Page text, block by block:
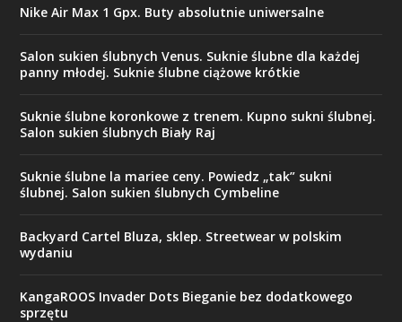
Nike Air Max 1 Gpx. Buty absolutnie uniwersalne
Salon sukien ślubnych Venus. Suknie ślubne dla każdej
panny młodej. Suknie ślubne ciążowe krótkie
Suknie ślubne koronkowe z trenem. Kupno sukni ślubnej.
Salon sukien ślubnych Biały Raj
Suknie ślubne la mariee ceny. Powiedz „tak” sukni
ślubnej. Salon sukien ślubnych Cymbeline
Backyard Cartel Bluza, sklep. Streetwear w polskim
wydaniu
KangaROOS Invader Dots Bieganie bez dodatkowego
sprzętu